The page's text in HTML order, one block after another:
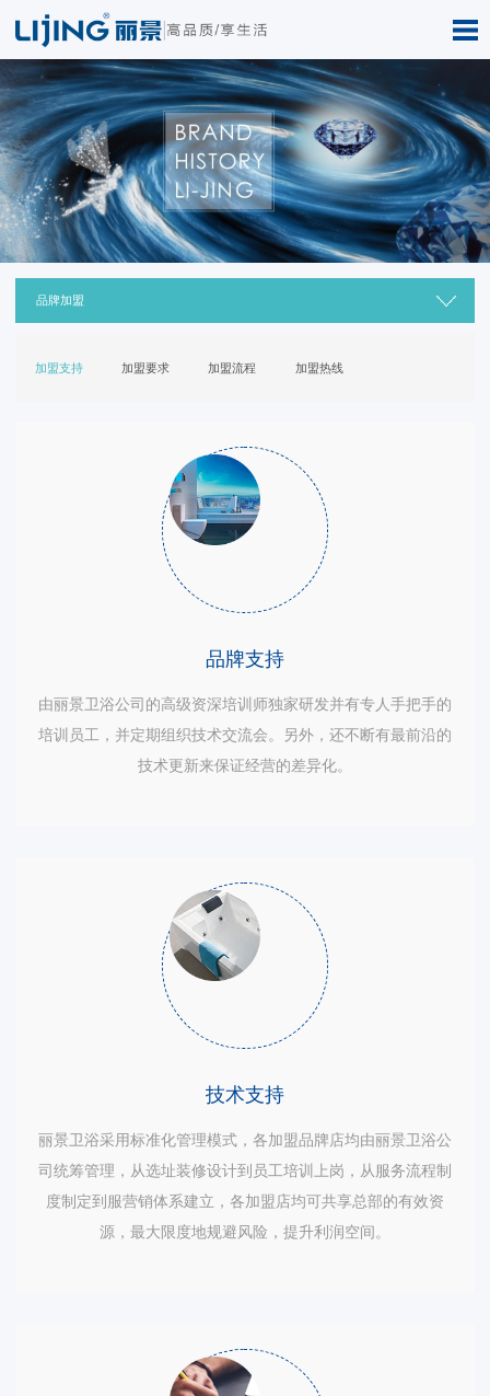
品牌加盟
加盟支持 加盟要求 加盟流程 加盟热线
品牌支持
由丽景卫浴公司的高级资深培训师独家研发并有专人手把手的
培训员工，并定期组织技术交流会。另外，还不断有最前沿的
技术更新来保证经营的差异化。
技术支持
丽景卫浴采用标准化管理模式，各加盟品牌店均由丽景卫浴公
司统筹管理，从选址装修设计到员工培训上岗，从服务流程制
度制定到服营销体系建立，各加盟店均可共享总部的有效资
源，最大限度地规避风险，提升利润空间。